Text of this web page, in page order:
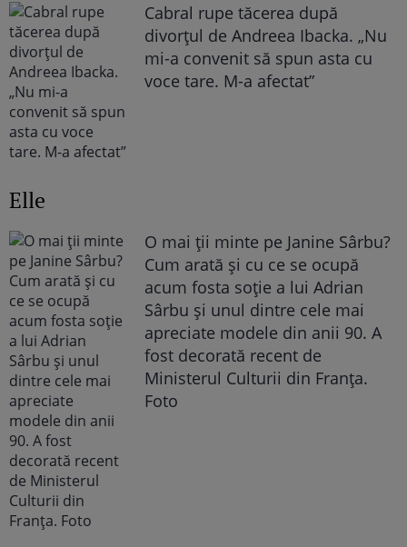
Cabral rupe tăcerea după
divorțul de Andreea Ibacka. „Nu
mi-a convenit să spun asta cu
voce tare. M-a afectat”
Elle
O mai ții minte pe Janine Sârbu?
Cum arată și cu ce se ocupă
acum fosta soție a lui Adrian
Sârbu și unul dintre cele mai
apreciate modele din anii 90. A
fost decorată recent de
Ministerul Culturii din Franța.
Foto